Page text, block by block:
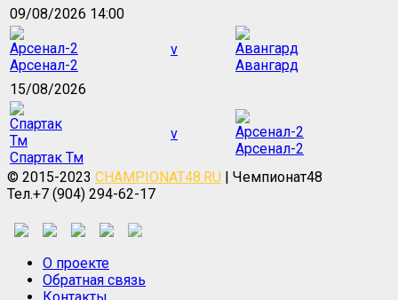
09/08/2026 14:00
Арсенал-2
v
Авангард
15/08/2026
Спартак Тм
v
Арсенал-2
© 2015-2023 CHAMPIONAT48.RU | Чемпионат48
Тел.+7 (904) 294-62-17
О проекте
Обратная связь
Контакты